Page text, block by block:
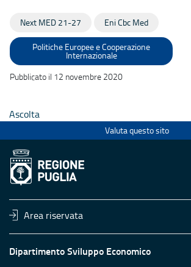
Next MED 21-27 Eni Cbc Med
Politiche Europee e Cooperazione
Internazionale
Pubblicato il 12 novembre 2020
Ascolta
Valuta questo sito
Area riservata
Dipartimento Sviluppo Economico